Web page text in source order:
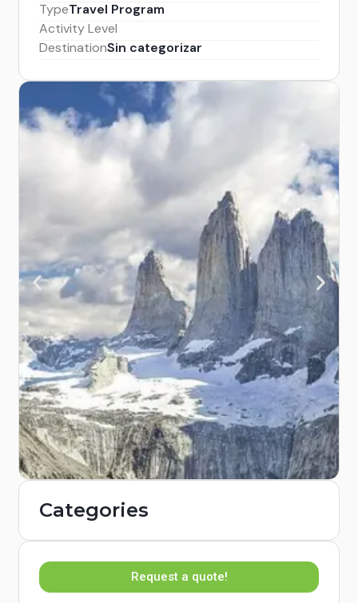
TypeTravel Program
Activity Level
DestinationSin categorizar
Categories
Request a quote!